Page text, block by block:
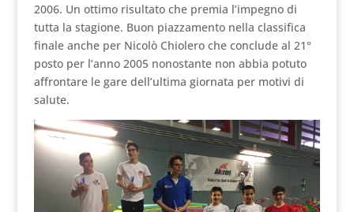
2006. Un ottimo risultato che premia l’impegno di
tutta la stagione. Buon piazzamento nella classifica
finale anche per Nicolò Chiolero che conclude al 21°
posto per l’anno 2005 nonostante non abbia potuto
affrontare le gare dell’ultima giornata per motivi di
salute.